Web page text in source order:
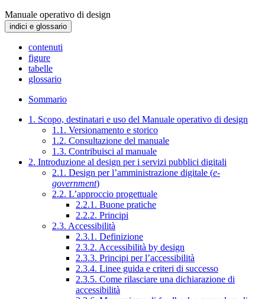
Manuale operativo di design
indici e glossario
contenuti
figure
tabelle
glossario
Sommario
1. Scopo, destinatari e uso del Manuale operativo di design
1.1. Versionamento e storico
1.2. Consultazione del manuale
1.3. Contribuisci al manuale
2. Introduzione al design per i servizi pubblici digitali
2.1. Design per l’amministrazione digitale (e-
government)
2.2. L’approccio progettuale
2.2.1. Buone pratiche
2.2.2. Principi
2.3. Accessibilità
2.3.1. Definizione
2.3.2. Accessibilità by design
2.3.3. Principi per l’accessibilità
2.3.4. Linee guida e criteri di successo
2.3.5. Come rilasciare una dichiarazione di
accessibilità